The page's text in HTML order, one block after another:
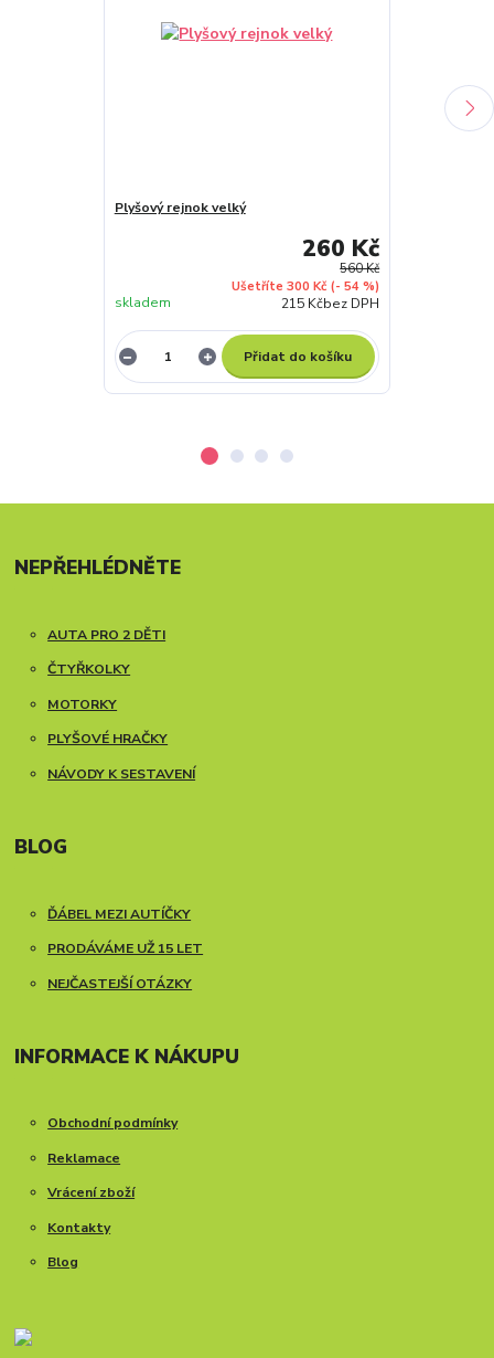
Plyšový rejnok velký
560 Kč
Ušetříte 300 Kč (- 54 %)
260 Kč
215 Kčbez DPH
skladem
Přidat do košíku
NEPŘEHLÉDNĚTE
AUTA PRO 2 DĚTI
ČTYŘKOLKY
MOTORKY
PLYŠOVÉ HRAČKY
NÁVODY K SESTAVENÍ
BLOG
ĎÁBEL MEZI AUTÍČKY
PRODÁVÁME UŽ 15 LET
NEJČASTEJŠÍ OTÁZKY
INFORMACE K NÁKUPU
Obchodní podmínky
Reklamace
Vrácení zboží
Kontakty
Blog